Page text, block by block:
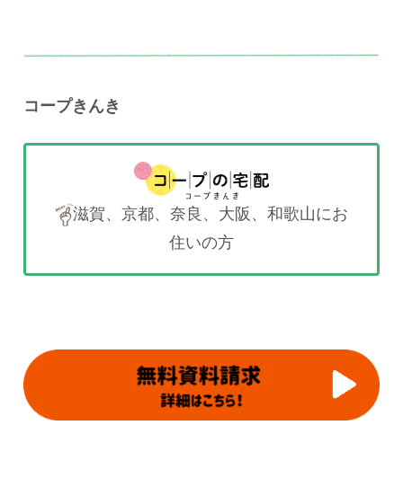
コープきんき
滋賀、京都、奈良、大阪、和歌山にお
住いの方